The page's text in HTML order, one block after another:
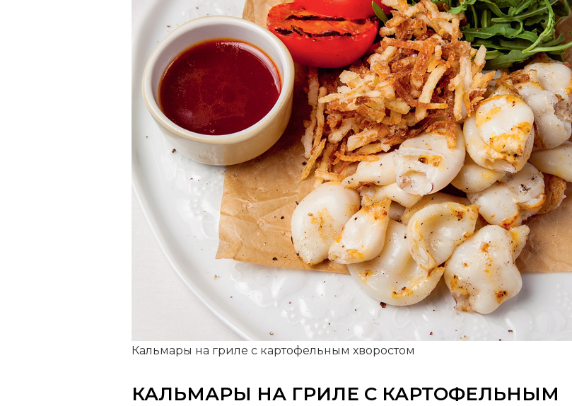
Кальмары на гриле с картофельным хворостом
КАЛЬМАРЫ НА ГРИЛЕ С КАРТОФЕЛЬНЫМ